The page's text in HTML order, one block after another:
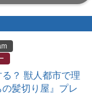
？ 獣人都市で理
髪切り屋』プレ